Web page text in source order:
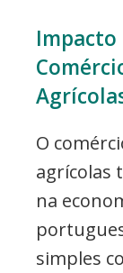
Impacto
O
agrícolas
na
simples